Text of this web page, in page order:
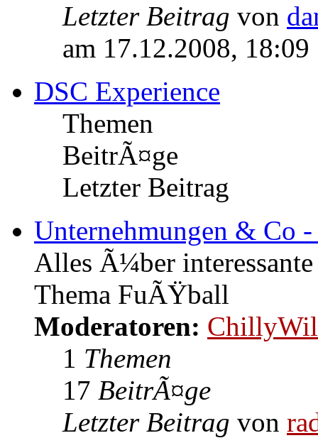
Letzter Beitrag von
am 17.12.2008, 18:09
DSC Experience
Themen
BeitrÃ¤ge
Letzter Beitrag
Unternehmungen & Co
Alles Ã¼ber
Thema FuÃŸball
Moderatoren:
1 Themen
17 BeitrÃ¤ge
Letzter Beitrag von